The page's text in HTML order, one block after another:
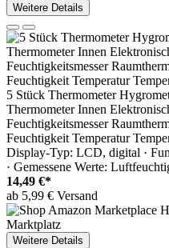
Weitere Details
5 Stück Thermometer
Thermometer Innen
Feuchtigkeitsmesser
Feuchtigkeit Temperatur
Display-Typ: LCD, digital ·
· Gemessene Werte:
14,49 €*
ab 5,99 € Versand
Marktplatz
Weitere Details